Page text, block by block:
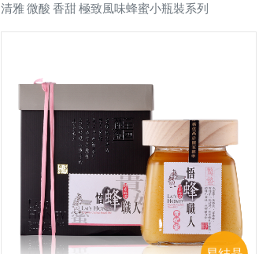
清雅 微酸 香甜 極致風味蜂蜜小瓶裝系列